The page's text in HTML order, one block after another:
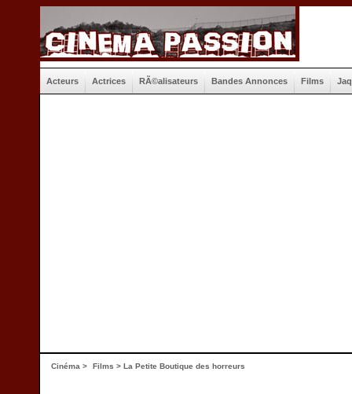
Acteurs Actrices RÃ©alisateurs Bandes Annonces Films
Cinéma > Films > La Petite Boutique des horreurs